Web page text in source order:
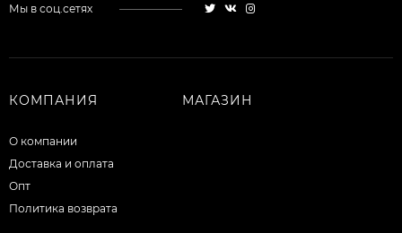
Мы в соц.сетях
КОМПАНИЯ
О компании
Доставка и оплата
Опт
Политика возврата
МАГАЗИН